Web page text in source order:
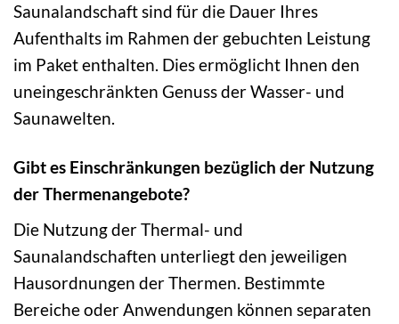
Saunalandschaft sind für die Dauer Ihres
Aufenthalts im Rahmen der gebuchten Leistung
im Paket enthalten. Dies ermöglicht Ihnen den
uneingeschränkten Genuss der Wasser- und
Saunawelten.
Gibt es Einschränkungen bezüglich der Nutzung
der Thermenangebote?
Die Nutzung der Thermal- und
Saunalandschaften unterliegt den jeweiligen
Hausordnungen der Thermen. Bestimmte
Bereiche oder Anwendungen können separaten